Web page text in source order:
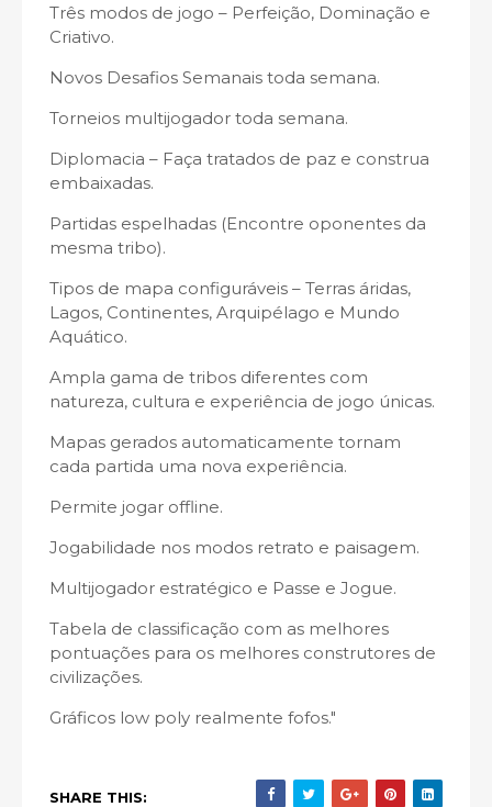
Três modos de jogo – Perfeição, Dominação e
Criativo.
Novos Desafios Semanais toda semana.
Torneios multijogador toda semana.
Diplomacia – Faça tratados de paz e construa
embaixadas.
Partidas espelhadas (Encontre oponentes da
mesma tribo).
Tipos de mapa configuráveis ​​– Terras áridas,
Lagos, Continentes, Arquipélago e Mundo
Aquático.
Ampla gama de tribos diferentes com
natureza, cultura e experiência de jogo únicas.
Mapas gerados automaticamente tornam
cada partida uma nova experiência.
Permite jogar offline.
Jogabilidade nos modos retrato e paisagem.
Multijogador estratégico e Passe e Jogue.
Tabela de classificação com as melhores
pontuações para os melhores construtores de
civilizações.
Gráficos low poly realmente fofos."
SHARE THIS: